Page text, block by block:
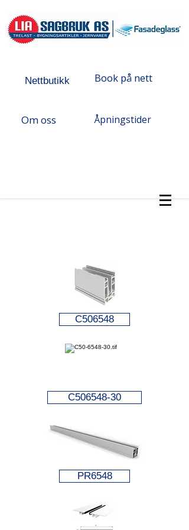
Nettbutikk Book på nett
Om oss Åpningstider
C506548
C506548-30
PR6548